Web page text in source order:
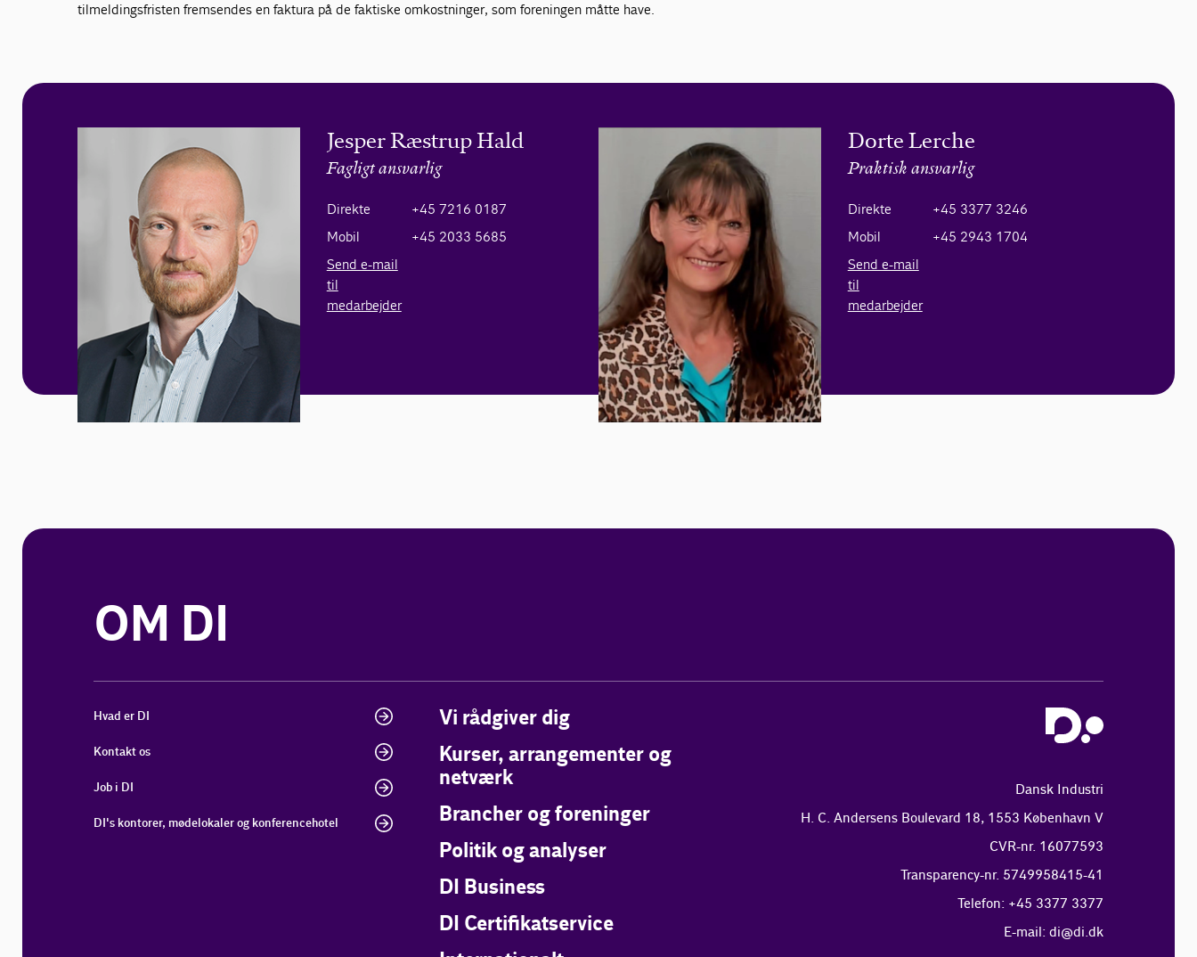
tilmeldingsfristen fremsendes en faktura på de faktiske omkostninger, som foreningen måtte have.
Jesper Ræstrup Hald
Fagligt ansvarlig
Direkte
+45 7216 0187
Mobil
+45 2033 5685
Send e-mail
til
medarbejder
Dorte Lerche
Praktisk ansvarlig
Direkte
+45 3377 3246
Mobil
+45 2943 1704
Send e-mail
til
medarbejder
OM DI
Hvad er DI
Kontakt os
Job i DI
DI's kontorer, mødelokaler og konferencehotel
Vi rådgiver dig
Kurser, arrangementer og
netværk
Brancher og foreninger
Politik og analyser
DI Business
DI Certifikatservice
Dansk Industri
H. C. Andersens Boulevard 18, 1553 København V
CVR-nr. 16077593
Transparency-nr. 5749958415-41
Telefon: +45 3377 3377
E-mail: di@di.dk